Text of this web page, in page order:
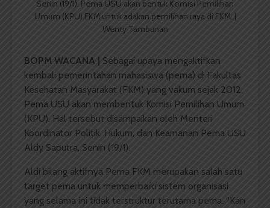
Senin (19/1). Pema USU akan bentuk Komisi Pemilihan
Umum (KPU) FKM untuk adakan pemilihan raya di FKM. |
Wenty Tambunan
BOPM WACANA | Sebagai upaya mengaktifkan
kembali pemerintahan mahasiswa (pema) di Fakultas
Kesehatan Masyarakat (FKM) yang vakum sejak 2012,
Pema USU akan membentuk Komisi Pemilihan Umum
(KPU). Hal tersebut disampaikan oleh Menteri
Koordinator Politik, Hukum, dan Keamanan Pema USU
Aldy Saputra, Senin (19/1).
Aldi bilang aktifnya Pema FKM merupakan salah satu
target pema untuk memperbaiki sistem organisasi
yang selama ini tidak terstruktur terutama pema. “Kan